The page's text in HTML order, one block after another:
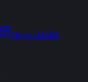
Yayın Takvimi